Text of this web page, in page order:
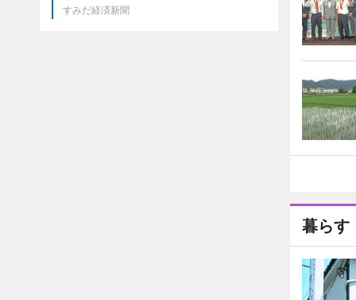
暮らす
すみだ経済新聞